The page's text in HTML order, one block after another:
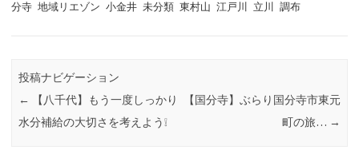
分寺 地域リエゾン 小金井 未分類 東村山 江戸川 立川 調布
投稿ナビゲーション
←
【八千代】もう一度しっかり
水分補給の大切さを考えよう❕
【国分寺】ぶらり国分寺市東元
町の旅… →